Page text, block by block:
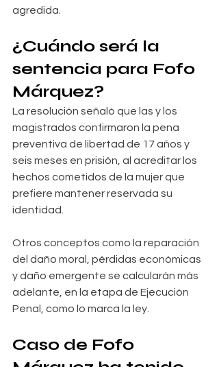
agredida.
¿Cuándo será la
sentencia para Fofo
Márquez?
La resolución señaló que las y los
magistrados confirmaron la pena
preventiva de libertad de 17 años y
seis meses en prisión, al acreditar los
hechos cometidos de la mujer que
prefiere mantener reservada su
identidad.
Otros conceptos como la reparación
del daño moral, pérdidas económicas
y daño emergente se calcularán más
adelante, en la etapa de Ejecución
Penal, como lo marca la ley.
Caso de Fofo